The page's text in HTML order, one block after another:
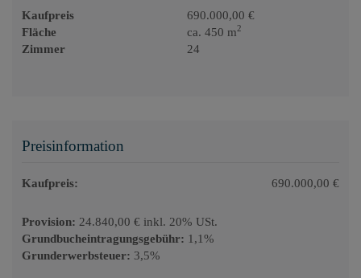
Kaufpreis
690.000,00 €
Fläche
ca. 450 m2
Zimmer 24
Preisinformation
Kaufpreis: 690.000,00 €
Provision: 24.840,00 € inkl. 20% USt.
Grundbucheintragungsgebühr: 1,1%
Grunderwerbsteuer: 3,5%